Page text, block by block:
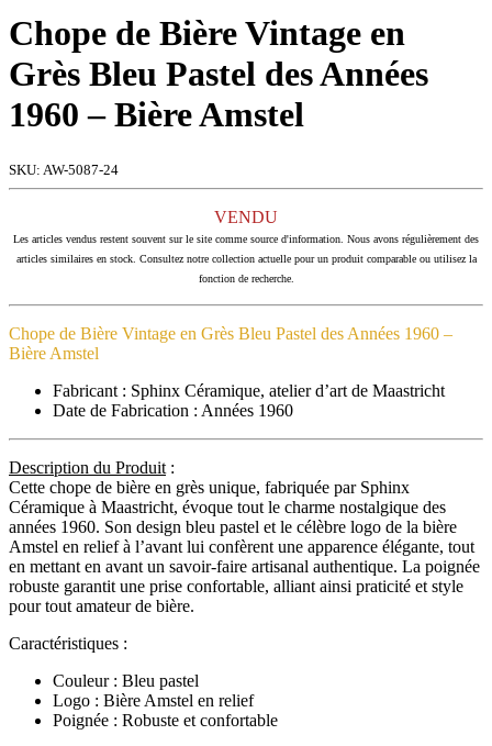
Chope de Bière Vintage en
Grès Bleu Pastel des Années
1960 – Bière Amstel
SKU: AW-5087-24
VENDU
Les articles vendus restent souvent sur le site comme source d'information. Nous avons régulièrement des
articles similaires en stock. Consultez notre collection actuelle pour un produit comparable ou utilisez la
fonction de recherche.
Chope de Bière Vintage en Grès Bleu Pastel des Années 1960 –
Bière Amstel
Fabricant : Sphinx Céramique, atelier d’art de Maastricht
Date de Fabrication : Années 1960
Description du Produit :
Cette chope de bière en grès unique, fabriquée par Sphinx
Céramique à Maastricht, évoque tout le charme nostalgique des
années 1960. Son design bleu pastel et le célèbre logo de la bière
Amstel en relief à l’avant lui confèrent une apparence élégante, tout
en mettant en avant un savoir-faire artisanal authentique. La poignée
robuste garantit une prise confortable, alliant ainsi praticité et style
pour tout amateur de bière.
Caractéristiques :
Couleur : Bleu pastel
Logo : Bière Amstel en relief
Poignée : Robuste et confortable